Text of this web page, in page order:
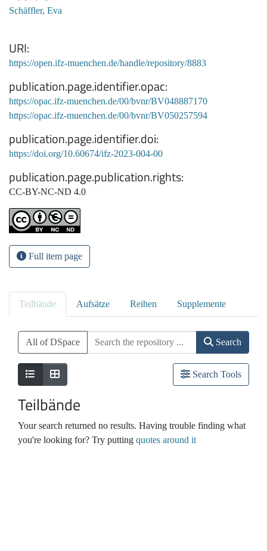
Schäffler, Eva
URI
https://open.ifz-muenchen.de/handle/repository/8883
publication.page.identifier.opac
https://opac.ifz-muenchen.de/00/bvnr/BV048887170
https://opac.ifz-muenchen.de/00/bvnr/BV050257594
publication.page.identifier.doi
https://doi.org/10.60674/ifz-2023-004-00
publication.page.publication.rights
CC-BY-NC-ND 4.0
Full item page
Teilbände Aufsätze Reihen Supplemente
All of DSpace Search
Search Tools
Teilbände
Your search returned no results. Having trouble finding what
you're looking for? Try putting quotes around it